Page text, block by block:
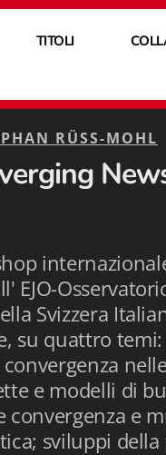
TITOLI
RÜSS-MOHL
EJO-
Svizzera
su quattro temi:
e modelli di
convergenza e
sviluppi della